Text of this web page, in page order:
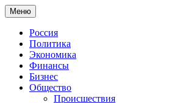
Меню
Россия
Политика
Экономика
Финансы
Бизнес
Общество
Происшествия